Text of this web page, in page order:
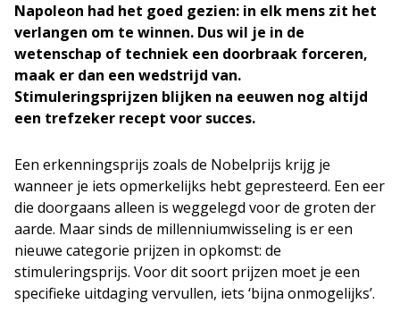
Napoleon had het goed gezien: in elk mens zit het
verlangen om te winnen. Dus wil je in de
wetenschap of techniek een doorbraak forceren,
maak er dan een wedstrijd van.
Stimuleringsprijzen blijken na eeuwen nog altijd
een trefzeker recept voor succes.
Een erkenningsprijs zoals de Nobelprijs krijg je
wanneer je iets opmerkelijks hebt gepresteerd. Een eer
die doorgaans alleen is weggelegd voor de groten der
aarde. Maar sinds de millenniumwisseling is er een
nieuwe categorie prijzen in opkomst: de
stimuleringsprijs. Voor dit soort prijzen moet je een
specifieke uitdaging vervullen, iets ‘bijna onmogelijks’.